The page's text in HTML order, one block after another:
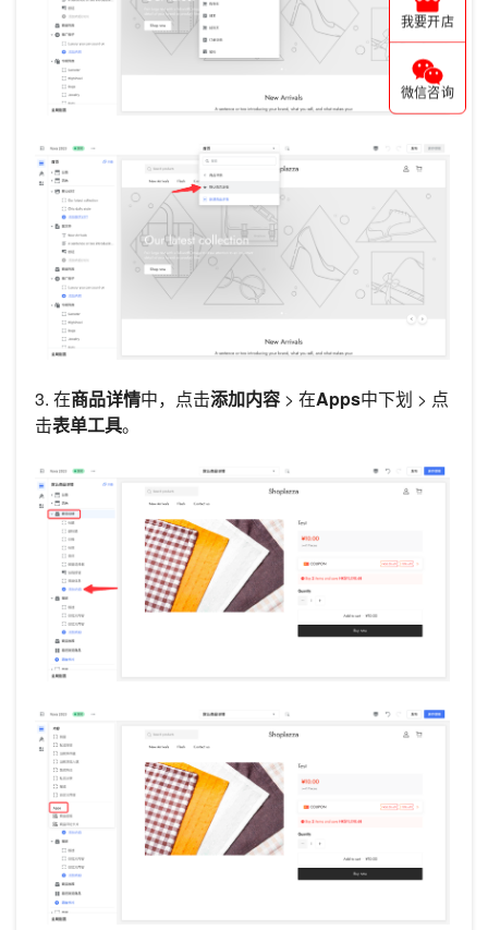
3. 在商品详情中，点击添加内容 > 在Apps中下划 > 点
击表单工具。
我要开店
微信咨询